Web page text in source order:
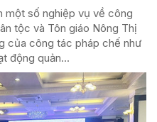
một số nghiệp vụ về công
tộc và Tôn giáo Nông Thị
của công tác pháp chế như
động quản...